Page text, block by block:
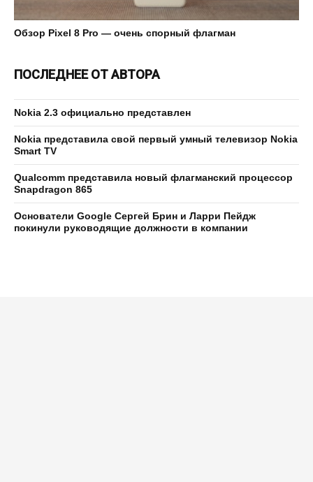
Обзор Pixel 8 Pro — очень спорный флагман
ПОСЛЕДНЕЕ ОТ АВТОРА
Nokia 2.3 официально представлен
Nokia представила свой первый умный телевизор Nokia
Smart TV
Qualcomm представила новый флагманский процессор
Snapdragon 865
Основатели Google Сергей Брин и Ларри Пейдж
покинули руководящие должности в компании